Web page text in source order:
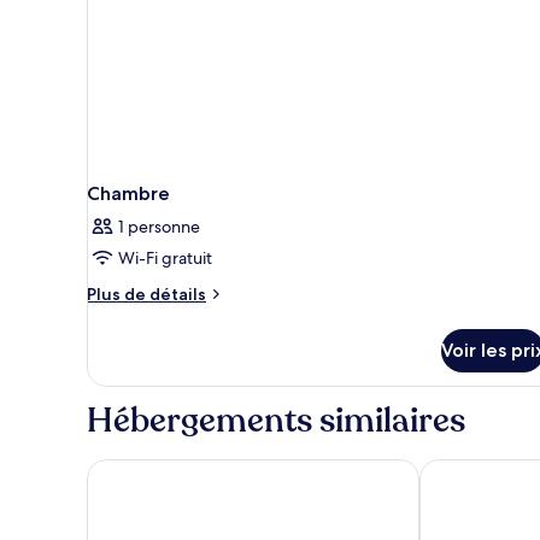
Chambre
1 personne
Wi-Fi gratuit
Plus de détails
Plus
le
type
de
Chambre
Voir les
Hébergements similaires
Centre Point Plus Hotel Pratunam Centara